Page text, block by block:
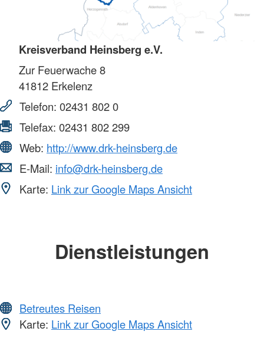
Kreisverband Heinsberg e.V.
Zur Feuerwache 8
41812 Erkelenz
Telefon: 02431 802 0
Telefax: 02431 802 299
Web: http://www.drk-heinsberg.de
E-Mail: info@drk-heinsberg.de
Karte: Link zur Google Maps Ansicht
Dienstleistungen
Betreutes Reisen
Karte: Link zur Google Maps Ansicht